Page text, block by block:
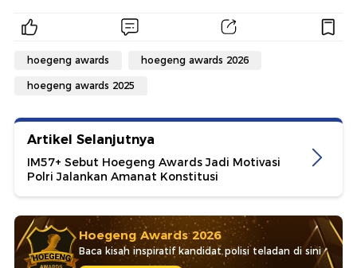
hoegeng awards hoegeng awards 2026
hoegeng awards 2025
Artikel Selanjutnya
IM57+ Sebut Hoegeng Awards Jadi Motivasi
Polri Jalankan Amanat Konstitusi
Hoegeng Awards 2026
Baca kisah inspiratif kandidat polisi teladan di sini